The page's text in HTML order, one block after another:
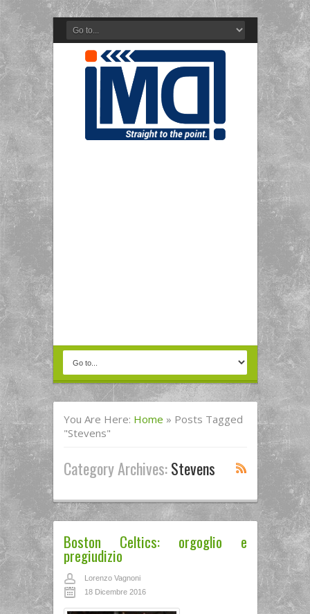
You Are Here: Home » Posts Tagged
"Stevens"
Category Archives:Stevens
Boston Celtics: orgoglio e
pregiudizio
Lorenzo Vagnoni
18 Dicembre 2016